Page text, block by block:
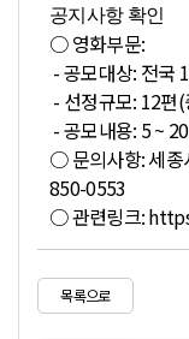
공지사항 확인
○ 영화부문:
- 공모대상: 전국
- 선정규모: 12편
- 공모내용: 5 ~
○ 문의사항: 세
850-0553
○ 관련링크:
목록으로